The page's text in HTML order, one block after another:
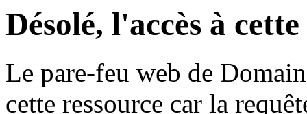
Désolé, l'accès à
Le pare-feu web de
cette ressource car la